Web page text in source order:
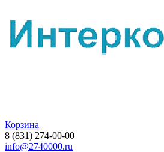
Корзина
8 (831) 274-00-00
info@2740000.ru